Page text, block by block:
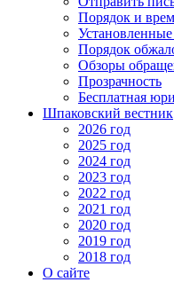
Порядок и
Порядок
Обзоры
Прозрачность
Бесплатная
Шпаковский вестник
2026 год
2025 год
2024 год
2023 год
2022 год
2021 год
2020 год
2019 год
2018 год
О сайте